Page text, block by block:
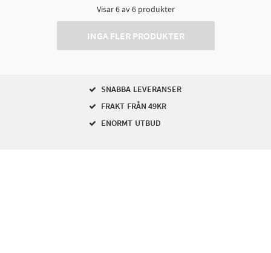
Visar6av6produkter
INGA FLER PRODUKTER
SNABBA LEVERANSER
FRAKT FRÅN 49KR
ENORMT UTBUD